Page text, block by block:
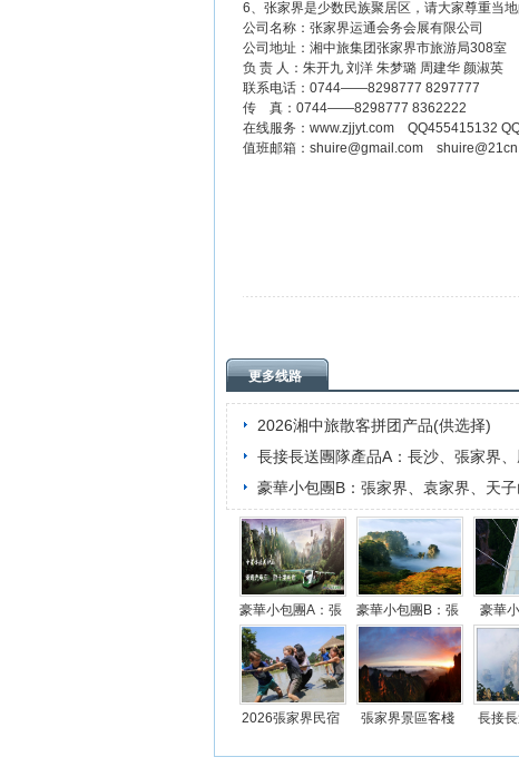
6、张家界是少数民族聚居区，请大家尊重当地
公司名称：张家界运通会务会展有限公司
公司地址：湘中旅集团张家界市旅游局308室
负 责 人：朱开九 刘洋 朱梦璐 周建华 颜淑英
联系电话：0744——8298777 8297777
传 真：0744——8298777 8362222
在线服务： www.zjjyt.com QQ455415132
值班邮箱： shuire@gmail.com
更多线路
2026湘中旅散客拼团产品(供选择)
長接長送團隊產品A：長沙、張家界
豪華小包團B：張家界、袁家界、天子
豪華小包團A：張
家界、袁家界、
豪華小包團B：張
家界、袁家界、
豪華
黃
2026張家界民宿
張家界景區客棧
長接